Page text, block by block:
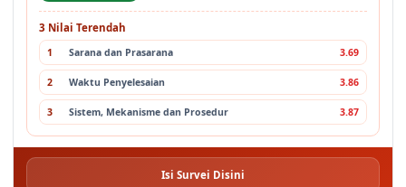
A — Sangat Baik
3 Nilai Terendah
1 Sarana dan Prasarana 3.69
2 Waktu Penyelesaian 3.86